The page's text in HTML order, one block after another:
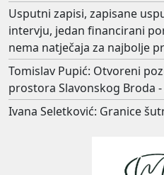
Usputni zapisi, zapisane
intervju, jedan financirani
nema natječaja za najbolje
Tomislav Pupić: Otvoreni
prostora Slavonskog Broda
Ivana Seletković: Granice